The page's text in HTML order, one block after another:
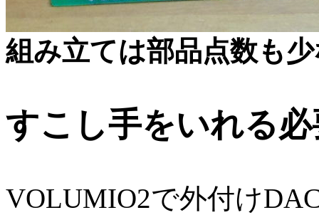
組み立ては部品点数も
すこし手をいれる
VOLUMIO2で外付け